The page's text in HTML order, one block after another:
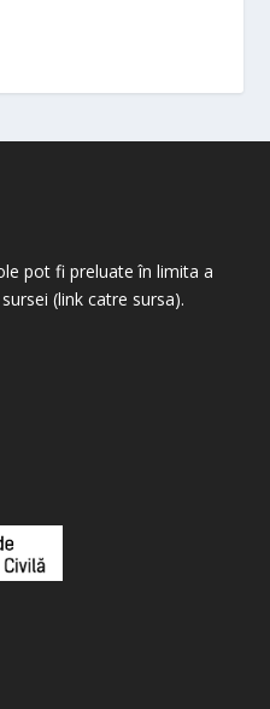
pot fi preluate în limita a
(link catre sursa).